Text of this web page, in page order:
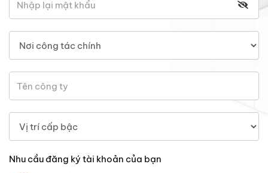
Nhu cầu đăng ký tài khoản của bạn